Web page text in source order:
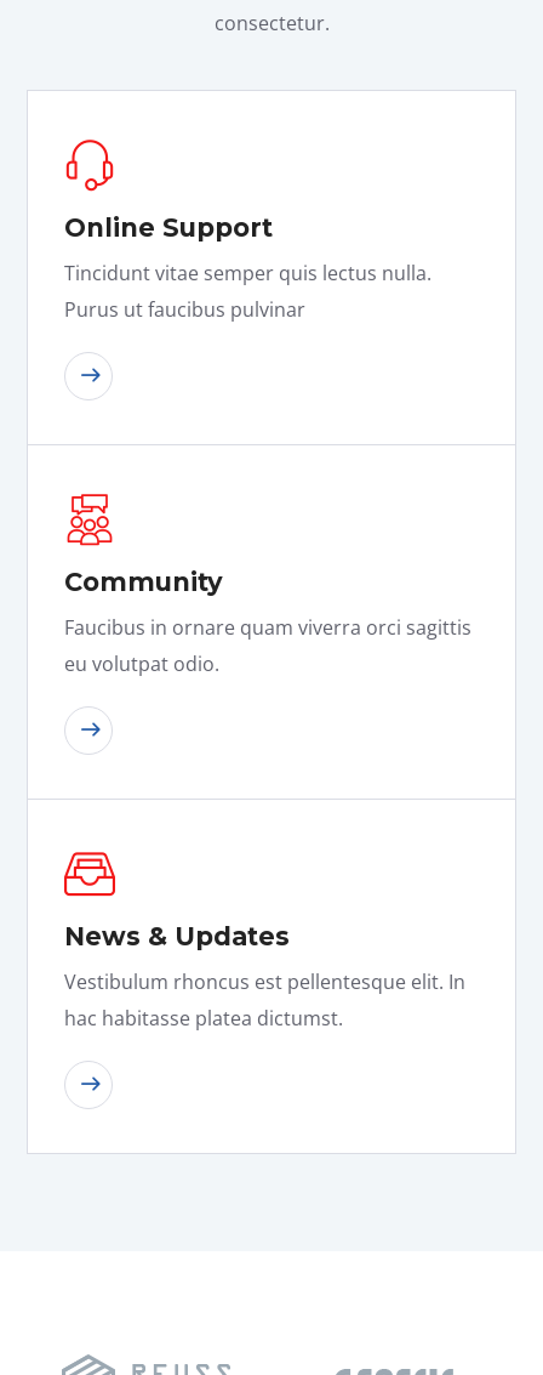
consectetur.
Online Support
Tincidunt vitae semper quis lectus nulla.
Purus ut faucibus pulvinar
Community
Faucibus in ornare quam viverra orci sagittis
eu volutpat odio.
News & Updates
Vestibulum rhoncus est pellentesque elit. In
hac habitasse platea dictumst.